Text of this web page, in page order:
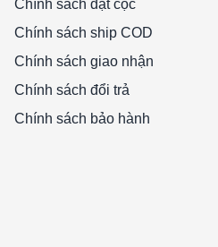
Chính sách đặt cọc
Chính sách ship COD
Chính sách giao nhận
Chính sách đổi trả
Chính sách bảo hành